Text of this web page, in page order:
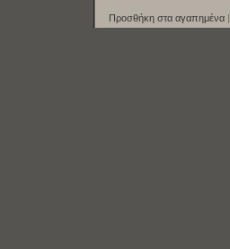
Προσθήκη στα αγαπημένα|